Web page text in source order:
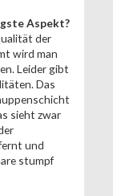
Aspekt?
der
wird man
Leider gibt
Das
sieht zwar
und
stumpf